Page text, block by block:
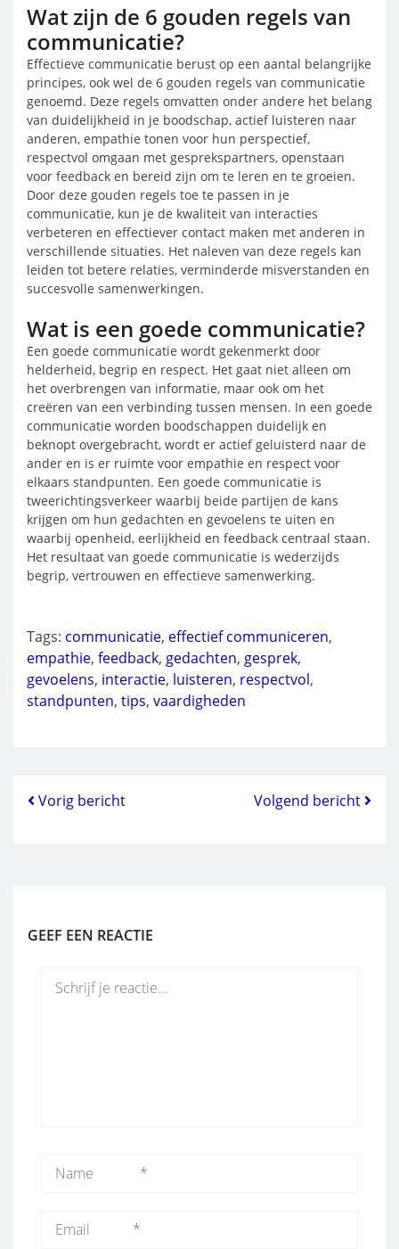
Wat zijn de 6 gouden regels van
communicatie?
Effectieve communicatie berust op een aantal belangrijke
principes, ook wel de 6 gouden regels van communicatie
genoemd. Deze regels omvatten onder andere het belang
van duidelijkheid in je boodschap, actief luisteren naar
anderen, empathie tonen voor hun perspectief,
respectvol omgaan met gesprekspartners, openstaan
voor feedback en bereid zijn om te leren en te groeien.
Door deze gouden regels toe te passen in je
communicatie, kun je de kwaliteit van interacties
verbeteren en effectiever contact maken met anderen in
verschillende situaties. Het naleven van deze regels kan
leiden tot betere relaties, verminderde misverstanden en
succesvolle samenwerkingen.
Wat is een goede communicatie?
Een goede communicatie wordt gekenmerkt door
helderheid, begrip en respect. Het gaat niet alleen om
het overbrengen van informatie, maar ook om het
creëren van een verbinding tussen mensen. In een goede
communicatie worden boodschappen duidelijk en
beknopt overgebracht, wordt er actief geluisterd naar de
ander en is er ruimte voor empathie en respect voor
elkaars standpunten. Een goede communicatie is
tweerichtingsverkeer waarbij beide partijen de kans
krijgen om hun gedachten en gevoelens te uiten en
waarbij openheid, eerlijkheid en feedback centraal staan.
Het resultaat van goede communicatie is wederzijds
begrip, vertrouwen en effectieve samenwerking.
Tags: communicatie, effectief communiceren,
empathie, feedback, gedachten, gesprek,
gevoelens, interactie, luisteren, respectvol,
standpunten, tips, vaardigheden
Vorig bericht Volgend bericht
GEEF EEN REACTIE